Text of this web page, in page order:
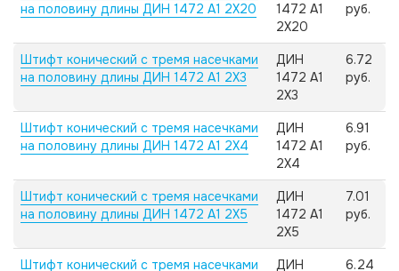
на половину длины ДИН 1472 А1 2X20
1472 А1
2X20
руб.
Штифт конический с тремя насечками
на половину длины ДИН 1472 А1 2X3
ДИН
1472 А1
2X3
6.72
руб.
Штифт конический с тремя насечками
на половину длины ДИН 1472 А1 2X4
ДИН
1472 А1
2X4
6.91
руб.
Штифт конический с тремя насечками
на половину длины ДИН 1472 А1 2X5
ДИН
1472 А1
2X5
7.01
руб.
Штифт конический с тремя насечками ДИН 6.24